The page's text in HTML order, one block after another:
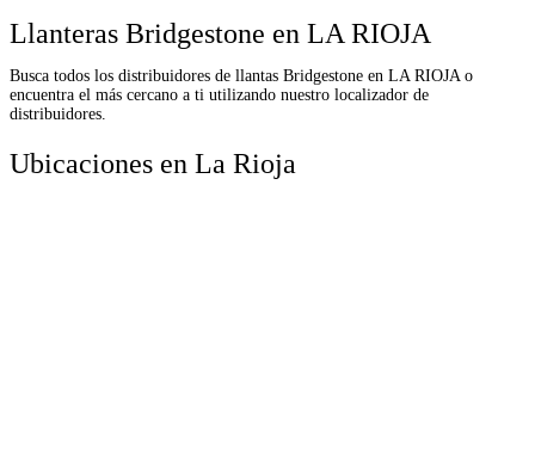
Llanteras Bridgestone en LA RIOJA
Busca todos los distribuidores de llantas Bridgestone en LA RIOJA o
encuentra el más cercano a ti utilizando nuestro localizador de
distribuidores.
Ubicaciones en La Rioja